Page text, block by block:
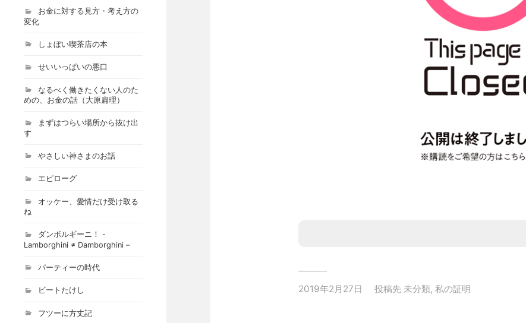
お金に対する見方・考え方の
変化
しょぼい喫茶店の本
せいいっぱいの悪口
なるべく働きたくない人のた
めの、お金の話（大原扁理）
まずはつらい場所から抜け出
す
やさしい神さまのお話
エピローグ
オッケー、愛情だけ受け取る
ね
ダンボルギーニ！ -
Lamborghini ≠ Damborghini –
パーティーの時代
ビートたけし
フツーに方丈記
2019年2月27日 投稿先 未分類, 私の証明